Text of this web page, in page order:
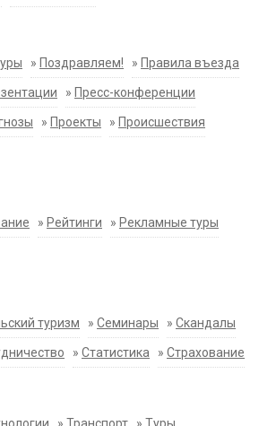
» Поздравляем! » Правила въезда
» Пресс-конференции
» Проекты » Происшествия
» Рейтинги » Рекламные туры
туризм » Семинары » Скандалы
» Статистика » Страхование